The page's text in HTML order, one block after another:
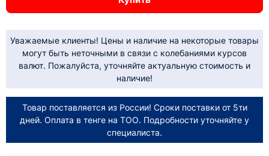
Уважаемые клиенты! Цены и наличие на некоторые товары
могут быть неточными в связи с колебаниями курсов
валют. Пожалуйста, уточняйте актуальную стоимость и
наличие!
Товар поставляется из России! Сроки поставки от 5ти
дней. Оплата в тенге на ТОО. Подробности уточняйте у
специалиста.